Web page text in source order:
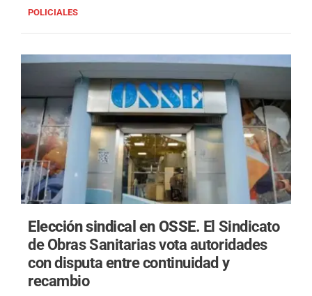
POLICIALES
Elección sindical en OSSE. El Sindicato
de Obras Sanitarias vota autoridades
con disputa entre continuidad y
recambio